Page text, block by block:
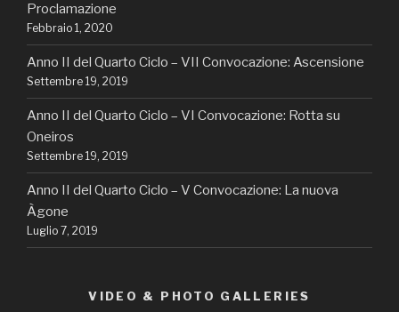
Proclamazione
Febbraio 1, 2020
Anno II del Quarto Ciclo – VII Convocazione: Ascensione
Settembre 19, 2019
Anno II del Quarto Ciclo – VI Convocazione: Rotta su
Oneiros
Settembre 19, 2019
Anno II del Quarto Ciclo – V Convocazione: La nuova
Àgone
Luglio 7, 2019
VIDEO & PHOTO GALLERIES